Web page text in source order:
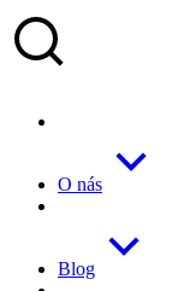
O nás
Blog